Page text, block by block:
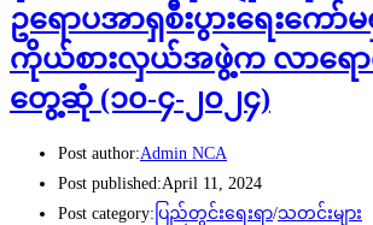
ဥရောပအာရှစီးပွားရေးကော်
ကိုယ်စားလှယ်အဖွဲ့က လာရော
တွေ့ဆုံ (၁၀-၄-၂၀၂၄)
Post author:Admin NCA
Post published:April 11, 2024
Post category: ပြည်တွင်းရေးရာ/သတင်းများ